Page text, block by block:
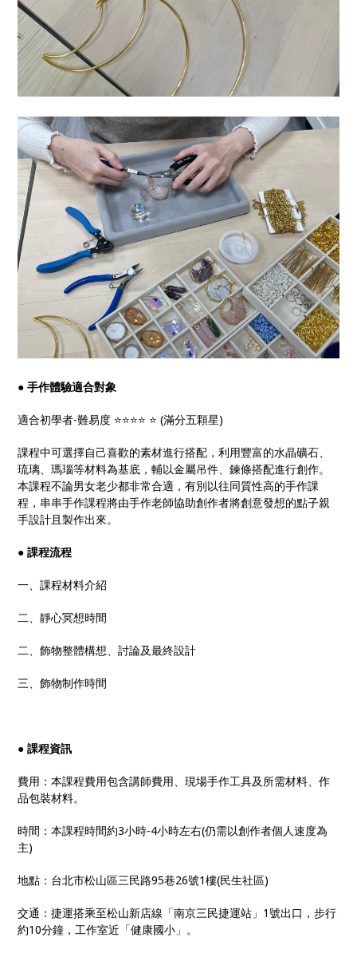
●手作體驗適合對象
適合初學者-難易度 ⭐️⭐️⭐️⭐️ ⭐️ (滿分五顆星)
課程中可選擇自己喜歡的素材進行搭配，利用豐富的水晶礦石、
琉璃、瑪瑙等材料為基底，輔以金屬吊件、鍊條搭配進行創作。
本課程不論男女老少都非常合適，有別以往同質性高的手作課
程，串串手作課程將由手作老師協助創作者將創意發想的點子親
手設計且製作出來。
●課程流程
一、課程材料介紹
二、靜心冥想時間
二、飾物整體構想、討論及最終設計
三、飾物制作時間
●課程資訊
費用：本課程費用包含講師費用、現場手作工具及所需材料、作
品包裝材料。
時間：本課程時間約3小時-4小時左右(仍需以創作者個人速度為
主)
地點：台北市松山區三民路95巷26號1樓(民生社區)
交通：捷運搭乘至松山新店線「南京三民捷運站」1號出口，步行
約10分鐘，工作室近「健康國小」。